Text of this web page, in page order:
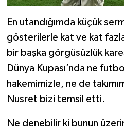
En utandığımda küçük
gösterilerle kat ve kat
bir başka görgüsüzlük
Dünya Kupası’nda ne
hakemimizle, ne de
Nusret bizi temsil etti.
Ne denebilir ki bunun